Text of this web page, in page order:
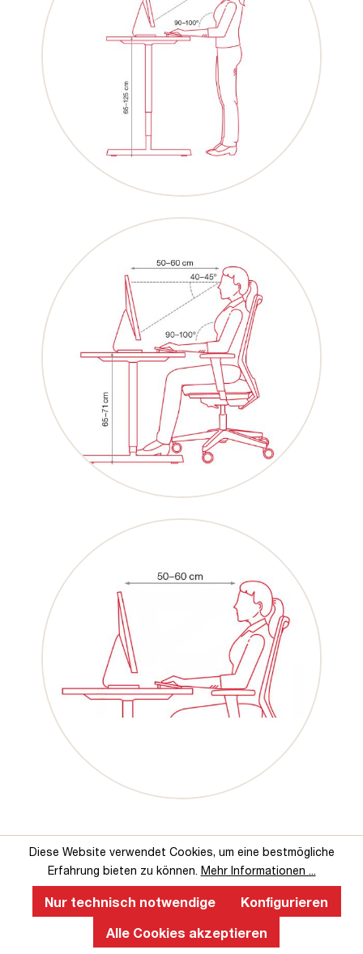
Das sagen unsere Kunden über uns
Diese Website verwendet Cookies, um eine bestmögliche
Erfahrung bieten zu können. Mehr Informationen ...
Nur technisch notwendige
Konfigurieren
Alle Cookies akzeptieren